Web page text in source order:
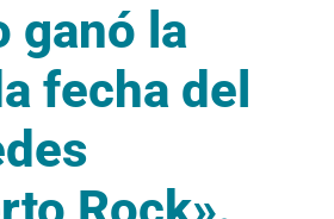
ganó la
fecha del